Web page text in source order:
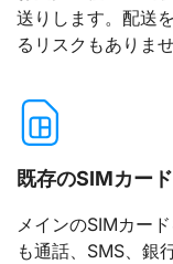
送りします。配送
るリスクもありませ
既存のSIMカー
メインのSIMカー
も通話、SMS、銀